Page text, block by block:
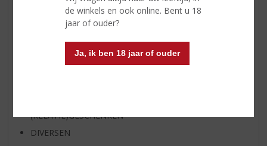
de winkels en ook online. Bent u 18
jaar of ouder?
Ja, ik ben 18 jaar of ouder
GEDISTILLEERD OVERIG
SHOTJES
FRISDRANK
(RELATIE)GESCHENKEN
DIVERSEN